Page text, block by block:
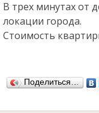
В трех минутах от
локации города.
Стоимость
Поделиться…